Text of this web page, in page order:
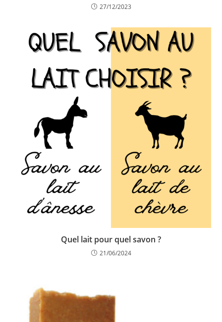
27/12/2023
Quel lait pour quel savon ?
21/06/2024